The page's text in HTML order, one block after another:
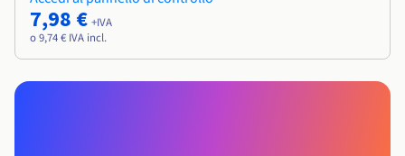
7,98 € +IVA
o 9,74 € IVA incl.